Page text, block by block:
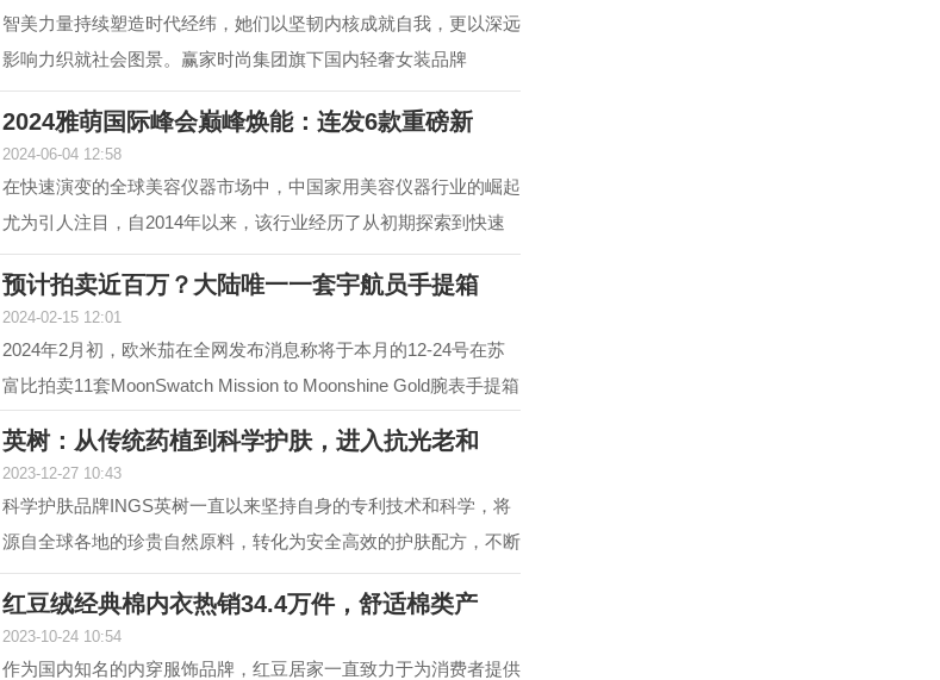
智美力量持续塑造时代经纬，她们以坚韧内核成就自我，更以深远
影响力织就社会图景。赢家时尚集团旗下国内轻奢女装品牌
NEXY.CO（奈蔻）...
2024雅萌国际峰会巅峰焕能：连发6款重磅新
2024-06-04 12:58
在快速演变的全球美容仪器市场中，中国家用美容仪器行业的崛起
尤为引人注目，自2014年以来，该行业经历了从初期探索到快速
增长的转变，...
预计拍卖近百万？大陆唯一一套宇航员手提箱
2024-02-15 12:01
2024年2月初，欧米茄在全网发布消息称将于本月的12-24号在苏
富比拍卖11套MoonSwatch Mission to Moonshine Gold腕表手提箱
英树：从传统药植到科学护肤，进入抗光老和
2023-12-27 10:43
科学护肤品牌INGS英树一直以来坚持自身的专利技术和科学，将
源自全球各地的珍贵自然原料，转化为安全高效的护肤配方，不断
解锁肌肤自身...
红豆绒经典棉内衣热销34.4万件，舒适棉类产
2023-10-24 10:54
作为国内知名的内穿服饰品牌，红豆居家一直致力于为消费者提供